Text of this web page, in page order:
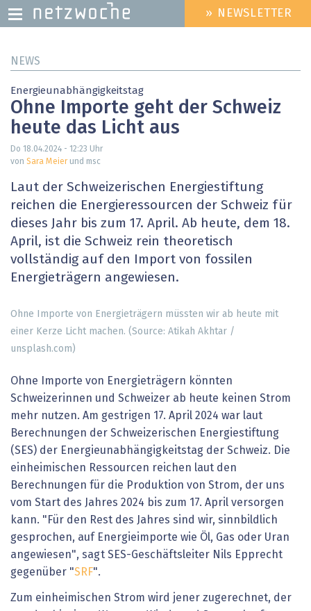
zum
HEADER
MENU
» NEWSLETTER
NEWS
Energieunabhängigkeitstag
Ohne Importe geht der Schweiz
heute das Licht aus
Do 18.04.2024 - 12:23 Uhr
von Sara Meierund msc
Laut der Schweizerischen Energiestiftung
reichen die Energieressourcen der Schweiz für
dieses Jahr bis zum 17. April. Ab heute, dem 18.
April, ist die Schweiz rein theoretisch
vollständig auf den Import von fossilen
Energieträgern angewiesen.
Ohne Importe von Energieträgern müssten wir ab heute mit
einer Kerze Licht machen. (Source: Atikah Akhtar /
unsplash.com)
Ohne Importe von Energieträgern könnten
Schweizerinnen und Schweizer ab heute keinen Strom
mehr nutzen. Am gestrigen 17. April 2024 war laut
Berechnungen der Schweizerischen Energiestiftung
(SES) der Energieunabhängigkeitstag der Schweiz. Die
einheimischen Ressourcen reichen laut den
Berechnungen für die Produktion von Strom, der uns
vom Start des Jahres 2024 bis zum 17. April versorgen
kann. "Für den Rest des Jahres sind wir, sinnbildlich
gesprochen, auf Energieimporte wie Öl, Gas oder Uran
angewiesen", sagt SES-Geschäftsleiter Nils Epprecht
gegenüber "SRF".
Zum einheimischen Strom wird jener zugerechnet, der